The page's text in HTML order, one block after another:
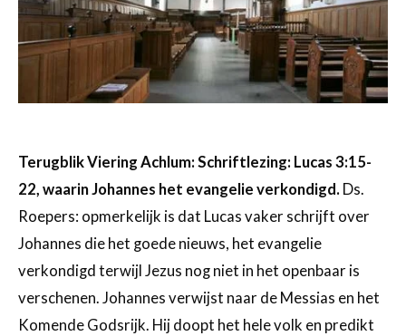
Terugblik Viering Achlum: Schriftlezing: Lucas 3:15-
22, waarin Johannes het evangelie verkondigd. Ds.
Roepers: opmerkelijk is dat Lucas vaker schrijft over
Johannes die het goede nieuws, het evangelie
verkondigd terwijl Jezus nog niet in het openbaar is
verschenen. Johannes verwijst naar de Messias en het
Komende Godsrijk. Hij doopt het hele volk en predikt